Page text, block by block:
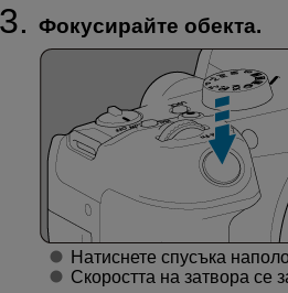
Фокусирайте обекта.
Натиснете спусъка
Скоростта на затвора се